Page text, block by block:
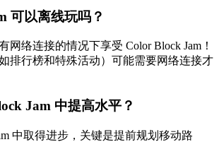
可以离线玩吗？
网络连接的情况下享受 Color Block Jam！
排行榜和特殊活动）可能需要网络连接才
Jam 中提高水平？
中取得进步，关键是提前规划移动路